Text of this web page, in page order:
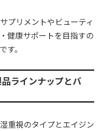
プリメントやビューティ
健康サポートを目指すの
す。
品ラインナップとバ
重視のタイプとエイジン